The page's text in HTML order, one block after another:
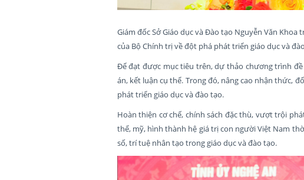
Giám đốc Sở Giáo dục và Đào tạo Nguyễn Văn
của Bộ Chính trị về đột phá phát triển giáo dục và
Để đạt được mục tiêu trên, dự thảo chương trình
án, kết luận cụ thể. Trong đó, nâng cao nhận thức,
phát triển giáo dục và đào tạo.
Hoàn thiện cơ chế, chính sách đặc thù, vượt trội
thể, mỹ, hình thành hệ giá trị con người Việt Nam
số, trí tuệ nhân tạo trong giáo dục và đào tạo.